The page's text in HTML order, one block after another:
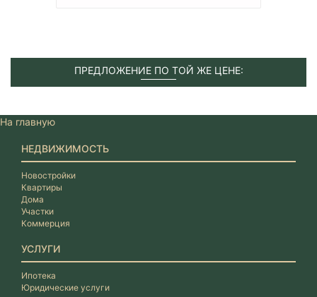
ПРЕДЛОЖЕНИЕ ПО ТОЙ ЖЕ ЦЕНЕ:
На главную
НЕДВИЖИМОСТЬ
Новостройки
Квартиры
Дома
Участки
Коммерция
УСЛУГИ
Ипотека
Юридические услуги